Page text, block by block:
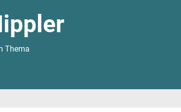
Thema